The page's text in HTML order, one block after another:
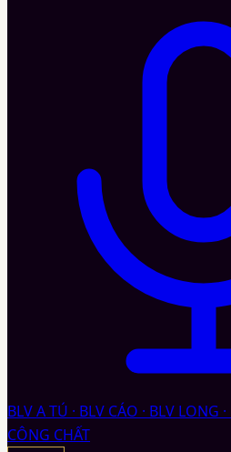
BLV A TÚ · BLV CÁO · BLV LONG
CÔNG CHẤT